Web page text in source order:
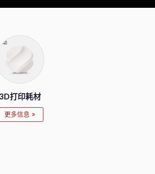
3D打印耗材
更多信息 »